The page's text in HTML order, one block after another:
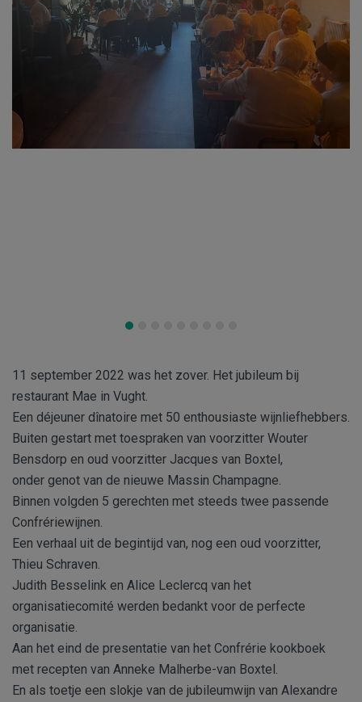
11 september 2022 was het zover. Het jubileum bij
restaurant Mae in Vught.
Een déjeuner dînatoire met 50 enthousiaste wijnliefhebbers.
Buiten gestart met toespraken van voorzitter Wouter
Bensdorp en oud voorzitter Jacques van Boxtel,
onder genot van de nieuwe Massin Champagne.
Binnen volgden 5 gerechten met steeds twee passende
Confrériewijnen.
Een verhaal uit de begintijd van, nog een oud voorzitter,
Thieu Schraven.
Judith Besselink en Alice Leclercq van het
organisatiecomité werden bedankt voor de perfecte
organisatie.
Aan het eind de presentatie van het Confrérie kookboek
met recepten van Anneke Malherbe-van Boxtel.
En als toetje een slokje van de jubileumwijn van Alexandre